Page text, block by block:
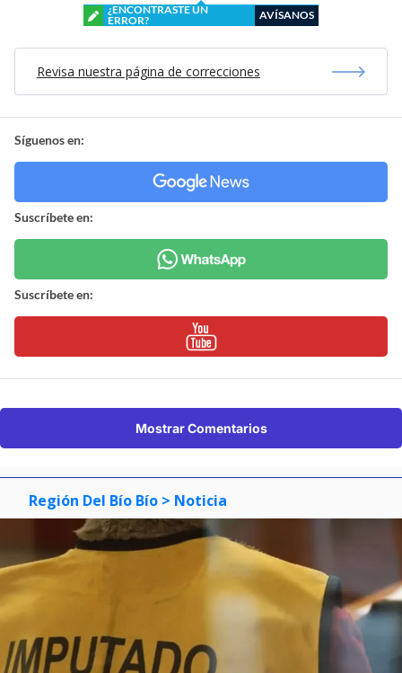
¿ENCONTRASTE UN
ERROR?
AVÍSANOS
Revisa nuestra página de correcciones
Síguenos en:
Suscríbete en:
Suscríbete en:
Mostrar Comentarios
Región Del Bío Bío > Noticia